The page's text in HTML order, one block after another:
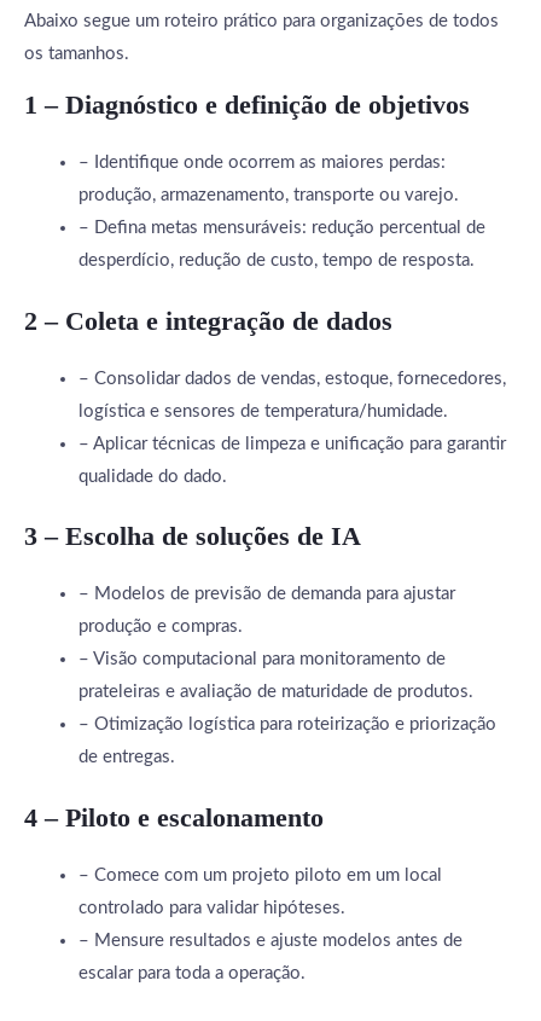
Abaixo segue um roteiro prático para organizações de todos
os tamanhos.
1 – Diagnóstico e definição de objetivos
– Identifique onde ocorrem as maiores perdas:
produção, armazenamento, transporte ou varejo.
– Defina metas mensuráveis: redução percentual de
desperdício, redução de custo, tempo de resposta.
2 – Coleta e integração de dados
– Consolidar dados de vendas, estoque, fornecedores,
logística e sensores de temperatura/humidade.
– Aplicar técnicas de limpeza e unificação para garantir
qualidade do dado.
3 – Escolha de soluções de IA
– Modelos de previsão de demanda para ajustar
produção e compras.
– Visão computacional para monitoramento de
prateleiras e avaliação de maturidade de produtos.
– Otimização logística para roteirização e priorização
de entregas.
4 – Piloto e escalonamento
– Comece com um projeto piloto em um local
controlado para validar hipóteses.
– Mensure resultados e ajuste modelos antes de
escalar para toda a operação.